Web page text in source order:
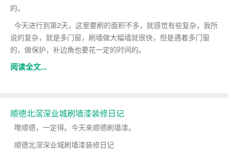
的。
今天进行到第2天，这里要刷的面积不多，就感觉有些复杂，我所
说的复杂，就是多门窗，刷墙做大幅墙就很快，但是遇着多门窗
的，做保护，补边角也要花一定的时间的。
阅读全文...
顺德北滘深业城刷墙漆装修日记
嚟顺德，一定得。今天来顺德刷墙漆。
顺德北滘深业城刷墙漆装修日记